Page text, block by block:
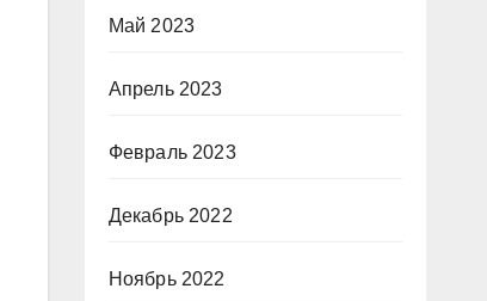
Май 2023
Апрель 2023
Февраль 2023
Декабрь 2022
Ноябрь 2022